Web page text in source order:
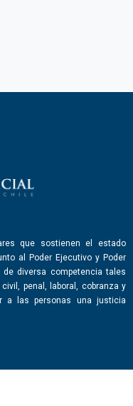
que sostienen el estado
al Poder Ejecutivo y Poder
de diversa competencia tales
penal, laboral, cobranza y
a las personas una justicia